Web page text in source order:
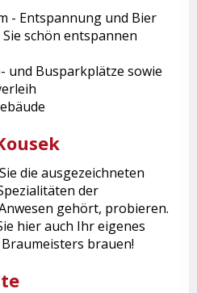
- Entspannung und Bier
schön entspannen
und Busparkplätze sowie
die ausgezeichneten
der
gehört, probieren.
hier auch Ihr eigenes
brauen!